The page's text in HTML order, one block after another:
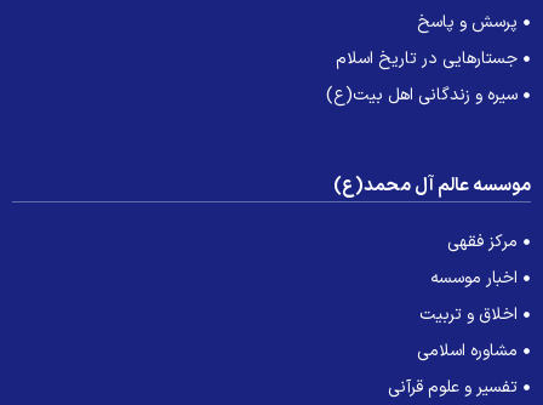
پرسش و پاسخ
جستارهایی در تاریخ اسلام
سیره و زندگانی اهل بیت(ع)
عالم آل محمد(ع)
مرکز فقهی
اخبار موسسه
اخلاق و تربیت
مشاوره اسلامی
تفسیر و علوم قرآنی